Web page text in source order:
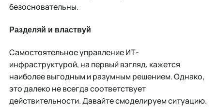
безосновательны.
Разделяй и властвуй
Самостоятельное управление ИТ-
инфраструктурой, на первый взгляд, кажется
наиболее выгодным и разумным решением. Однако,
это далеко не всегда соответствует
действительности. Давайте смоделируем ситуацию.